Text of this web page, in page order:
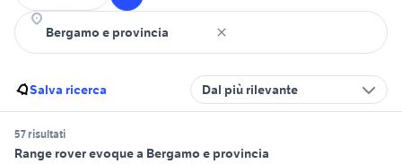
Salva ricerca Dal più rilevante
57 risultati
Range rover evoque a Bergamo e provincia